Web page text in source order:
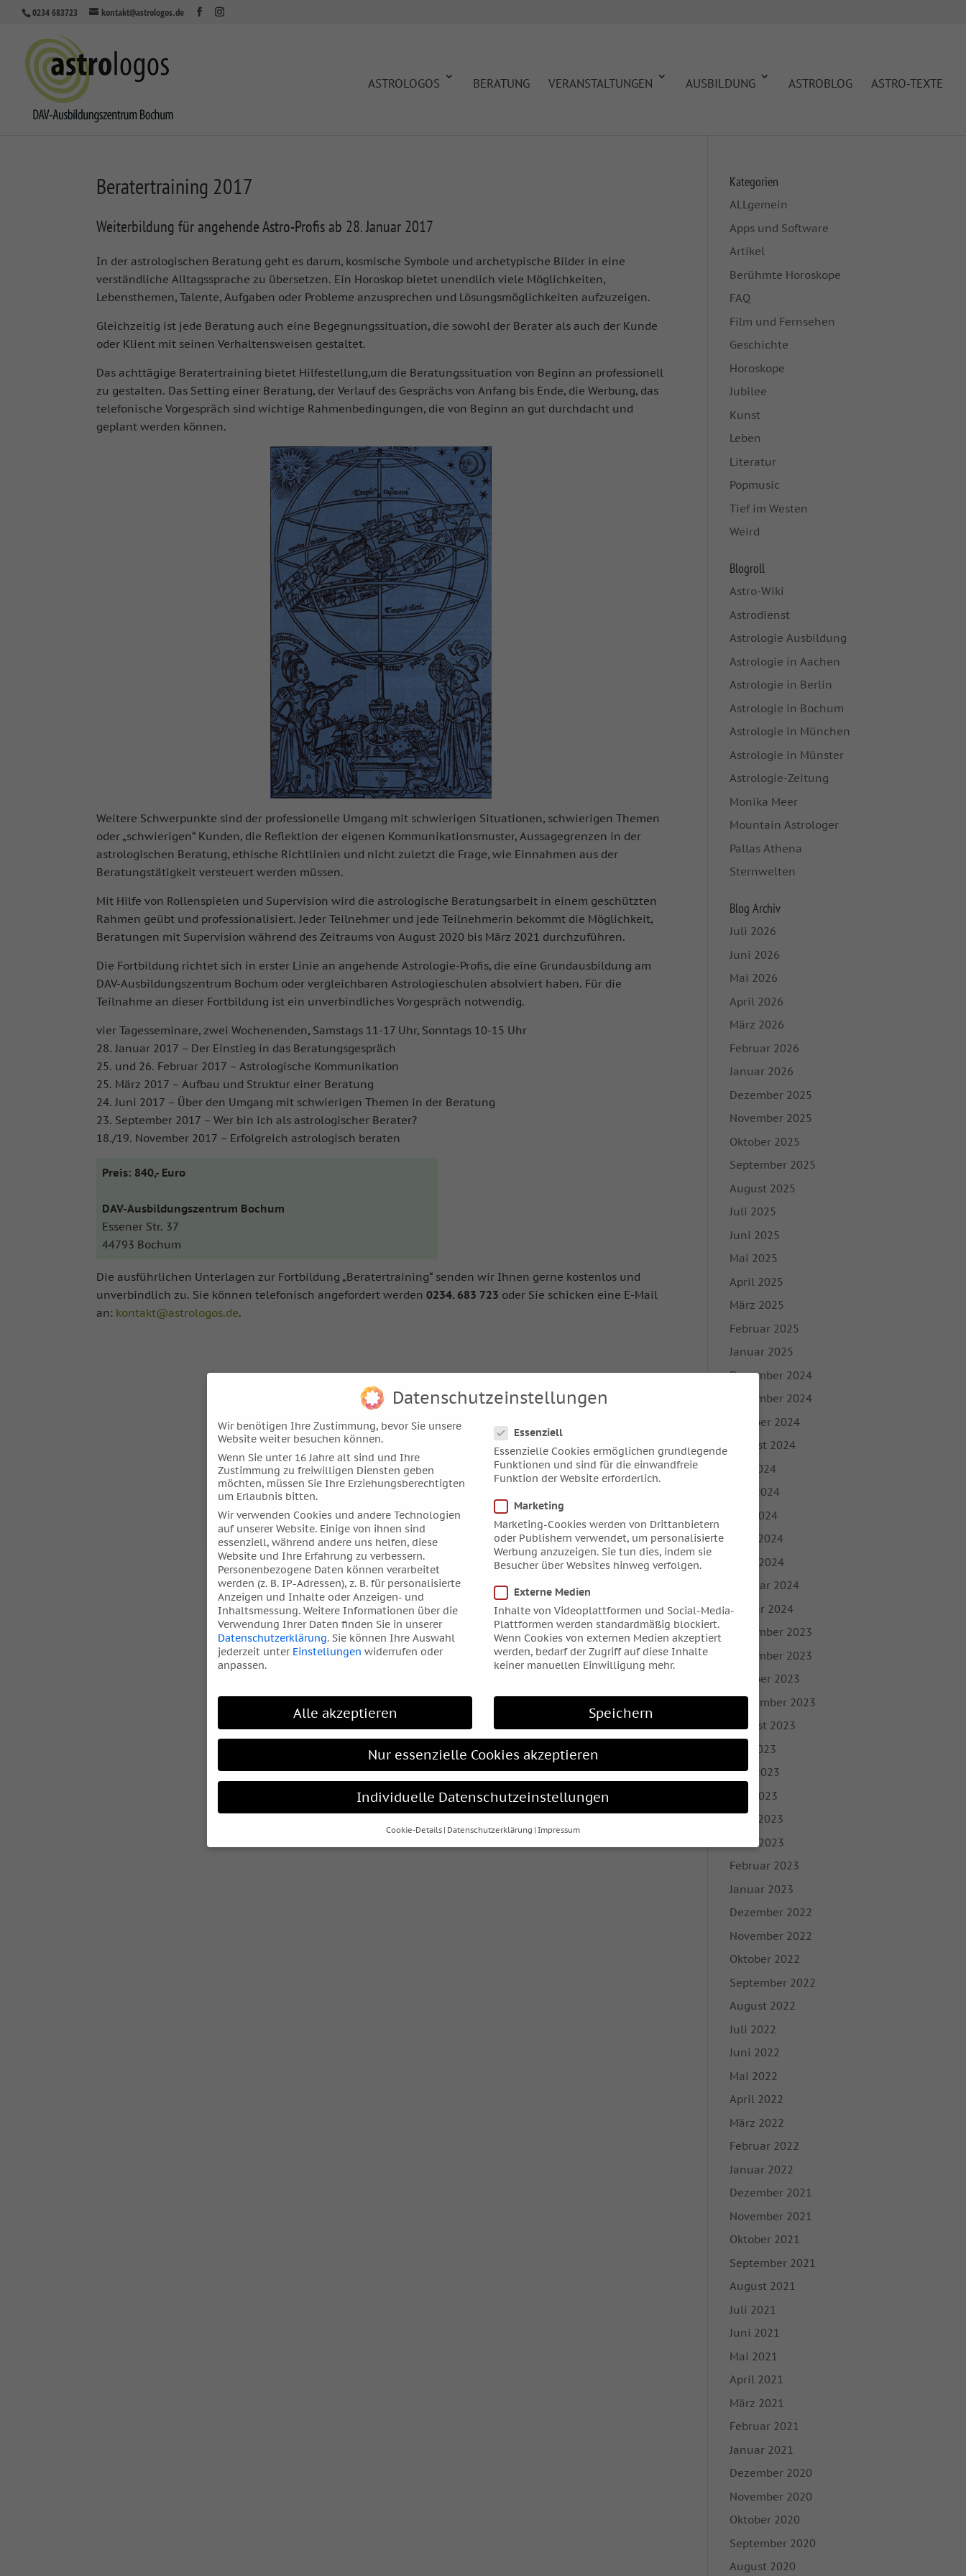
0234 683723 kontakt@astrologos.de
ASTROLOGOS BERATUNG VERANSTALTUNGEN AUSBILDUNG ASTROBLOG ASTRO-TEXTE
Beratertraining 2017
Weiterbildung für angehende Astro-Profis ab 28. Januar 2017
In der astrologischen Beratung geht es darum, kosmische Symbole und archetypische Bilder in eine
verständliche Alltagssprache zu übersetzen. Ein Horoskop bietet unendlich viele Möglichkeiten,
Lebensthemen, Talente, Aufgaben oder Probleme anzusprechen und Lösungsmöglichkeiten aufzuzeigen.
Gleichzeitig ist jede Beratung auch eine Begegnungssituation, die sowohl der Berater als auch der Kunde
oder Klient mit seinen Verhaltensweisen gestaltet.
Das achttägige Beratertraining bietet Hilfestellung,um die Beratungssituation von Beginn an professionell
zu gestalten. Das Setting einer Beratung, der Verlauf des Gesprächs von Anfang bis Ende, die Werbung, das
telefonische Vorgespräch sind wichtige Rahmenbedingungen, die von Beginn an gut durchdacht und
geplant werden können.
Weitere Schwerpunkte sind der professionelle Umgang mit schwierigen Situationen, schwierigen Themen
oder „schwierigen“ Kunden, die Reflektion der eigenen Kommunikationsmuster, Aussagegrenzen in der
astrologischen Beratung, ethische Richtlinien und nicht zuletzt die Frage, wie Einnahmen aus der
Beratungstätigkeit versteuert werden müssen.
Mit Hilfe von Rollenspielen und Supervision wird die astrologische Beratungsarbeit in einem geschützten
Rahmen geübt und professionalisiert. Jeder Teilnehmer und jede Teilnehmerin bekommt die Möglichkeit,
Beratungen mit Supervision während des Zeitraums von August 2020 bis März 2021 durchzuführen.
Die Fortbildung richtet sich in erster Linie an angehende Astrologie-Profis, die eine Grundausbildung am
DAV-Ausbildungszentrum Bochum oder vergleichbaren Astrologieschulen absolviert haben. Für die
Teilnahme an dieser Fortbildung ist ein unverbindliches Vorgespräch notwendig.
vier Tagesseminare, zwei Wochenenden, Samstags 11-17 Uhr, Sonntags 10-15 Uhr
28. Januar 2017 – Der Einstieg in das Beratungsgespräch
25. und 26. Februar 2017 – Astrologische Kommunikation
25. März 2017 – Aufbau und Struktur einer Beratung
24. Juni 2017 – Über den Umgang mit schwierigen Themen in der Beratung
23. September 2017 – Wer bin ich als astrologischer Berater?
18./19. November 2017 – Erfolgreich astrologisch beraten
Preis: 840,- Euro
DAV-Ausbildungszentrum Bochum
Essener Str. 37
44793 Bochum
Die ausführlichen Unterlagen zur Fortbildung „Beratertraining“ senden wir Ihnen gerne kostenlos und
unverbindlich zu. Sie können telefonisch angefordert werden0234. 683 723 oder Sie schicken eine E-Mail
an: kontakt@astrologos.de.
Kategorien
ALLgemein
Apps und Software
Artikel
Berühmte Horoskope
FAQ
Film und Fernsehen
Geschichte
Horoskope
Jubilee
Kunst
Leben
Literatur
Popmusic
Tief im Westen
Weird
Blogroll
Astro-Wiki
Astrodienst
Astrologie Ausbildung
Astrologie in Aachen
Astrologie in Berlin
Astrologie in Bochum
Astrologie in München
Astrologie in Münster
Astrologie-Zeitung
Monika Meer
Mountain Astrologer
Pallas Athena
Sternwelten
Blog Archiv
Juli 2026
Juni 2026
Mai 2026
April 2026
März 2026
Februar 2026
Januar 2026
Dezember 2025
November 2025
Oktober 2025
September 2025
August 2025
Juli 2025
Juni 2025
Mai 2025
April 2025
März 2025
Februar 2025
Januar 2025
Dezember 2024
November 2024
Oktober 2024
August 2024
Juli 2024
Juni 2024
Mai 2024
April 2024
März 2024
Februar 2024
Januar 2024
Dezember 2023
November 2023
Oktober 2023
September 2023
August 2023
Juli 2023
Juni 2023
Mai 2023
April 2023
März 2023
Februar 2023
Januar 2023
Dezember 2022
November 2022
Oktober 2022
September 2022
August 2022
Juli 2022
Juni 2022
Mai 2022
April 2022
März 2022
Februar 2022
Januar 2022
Dezember 2021
November 2021
Oktober 2021
September 2021
August 2021
Juli 2021
Juni 2021
Mai 2021
April 2021
März 2021
Februar 2021
Januar 2021
Dezember 2020
November 2020
Oktober 2020
September 2020
August 2020
Datenschutzeinstellungen
Wir benötigen Ihre Zustimmung, bevor Sie unsere
Website weiter besuchen können.
Wenn Sie unter 16 Jahre alt sind und Ihre
Zustimmung zu freiwilligen Diensten geben
möchten, müssen Sie Ihre Erziehungsberechtigten
um Erlaubnis bitten.
Wir verwenden Cookies und andere Technologien
auf unserer Website. Einige von ihnen sind
essenziell, während andere uns helfen, diese
Website und Ihre Erfahrung zu verbessern.
Personenbezogene Daten können verarbeitet
werden (z. B. IP-Adressen), z. B. für personalisierte
Anzeigen und Inhalte oder Anzeigen- und
Inhaltsmessung. Weitere Informationen über die
Verwendung Ihrer Daten finden Sie in unserer
Datenschutzerklärung. Sie können Ihre Auswahl
jederzeit unter Einstellungen widerrufen oder
anpassen.
Essenziell
Essenzielle Cookies ermöglichen grundlegende
Funktionen und sind für die einwandfreie
Funktion der Website erforderlich.
Marketing
Marketing-Cookies werden von Drittanbietern
oder Publishern verwendet, um personalisierte
Werbung anzuzeigen. Sie tun dies, indem sie
Besucher über Websites hinweg verfolgen.
Externe Medien
Inhalte von Videoplattformen und Social-Media-
Plattformen werden standardmäßig blockiert.
Wenn Cookies von externen Medien akzeptiert
werden, bedarf der Zugriff auf diese Inhalte
keiner manuellen Einwilligung mehr.
Alle akzeptieren Speichern
Nur essenzielle Cookies akzeptieren
Individuelle Datenschutzeinstellungen
Cookie-Details Datenschutzerklärung Impressum
Datenschutzeinstellungen
können verarbeitet werden (z. B. IP-Adressen), z. B. für personalisierte Anzeigen und Inhalte oder Anzeigen-
Marketing-Cookies werden von Drittanbietern oder Publishern verwendet, um personalisierte Werbung anzuzeigen. Sie
Impressum